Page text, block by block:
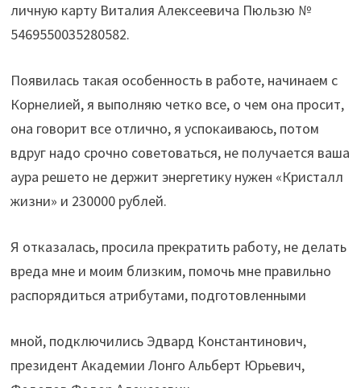
личную карту Виталия Алексеевича Пюльзю №
5469550035280582.
Появилась такая особенность в работе, начинаем с
Корнелией, я выполняю четко все, о чем она просит,
она говорит все отлично, я успокаиваюсь, потом
вдруг надо срочно советоваться, не получается ваша
аура решето не держит энергетику нужен «Кристалл
жизни» и 230000 рублей.
Я отказалась, просила прекратить работу, не делать
вреда мне и моим близким, помочь мне правильно
распорядиться атрибутами, подготовленными
мной, подключились Эдвард Константинович,
президент Академии Лонго Альберт Юрьевич,